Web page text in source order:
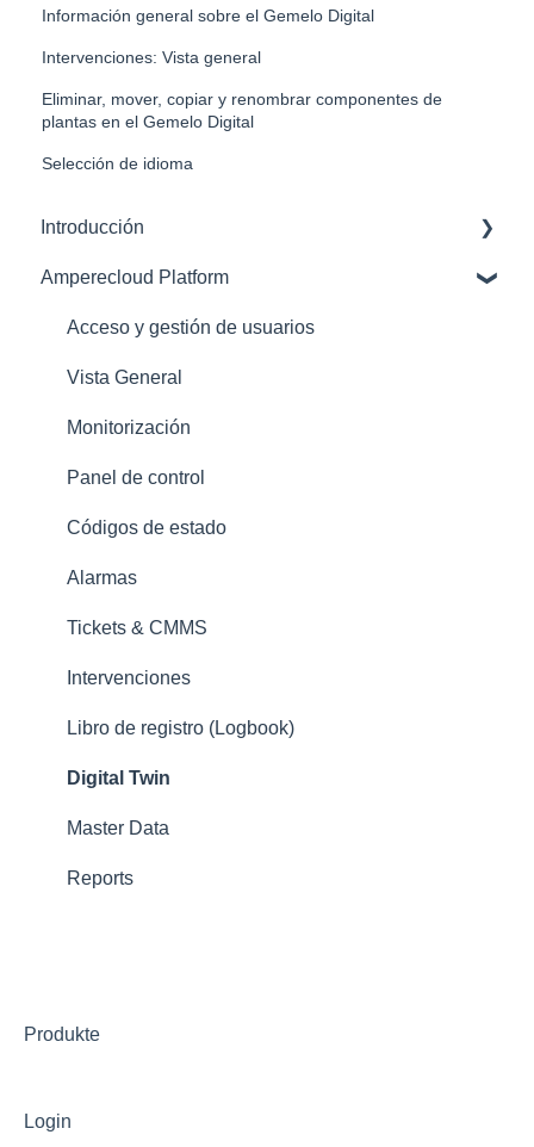
Información general sobre el Gemelo Digital
Intervenciones: Vista general
Eliminar, mover, copiar y renombrar componentes de
plantas en el Gemelo Digital
Selección de idioma
Introducción
Amperecloud Platform – Cuenta y configuración
Plataforma Amperecloud: nuevas instalaciones y
Amperecloud Platform
Acceso y gestión de usuarios
Vista General
Monitorización
Panel de control
Códigos de estado
Alarmas
Tickets & CMMS
Intervenciones
Libro de registro (Logbook)
Digital Twin
Master Data
Reports
Produkte
Login